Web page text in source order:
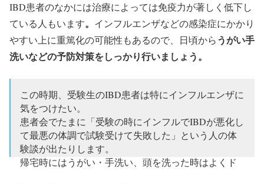
IBD患者のなかには治療によっては免疫力が著しく低下し
ている人もいます。 インフルエンザなどの感染症にかかり
やすい上に重篤化の可能性もあるので、日頃からうがい手
洗いなどの予防対策をしっかり行いましょう。
この時期、受験生のIBD患者は特にインフルエンザに
気をつけたい。
患者会でたまに「受験の時にインフルでIBDが悪化し
て最悪の体調で試験受けて失敗した」という人の体
験談が出たりします。
帰宅時にはうがい・手洗い、頭を洗った時はよくド